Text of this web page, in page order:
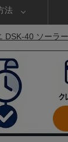
法
DSK-40 ソーラ